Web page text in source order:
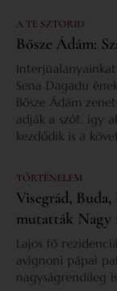
A TE SZTORID
Bősze Ádám:
Sena Dagadu
Bősze Ádám
adják a szót, így
kezdődik is a
TÖRTÉNELEM
Visegrád,
mutatták Nagy
Lajos fő
avignoni pápai
nagyságrendileg